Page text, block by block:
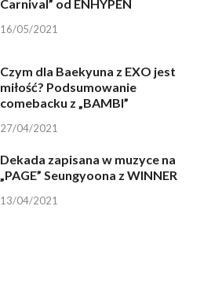
Carnival” od ENHYPEN
16/05/2021
Czym dla Baekyuna z EXO jest
miłość? Podsumowanie
comebacku z „BAMBI”
27/04/2021
Dekada zapisana w muzyce na
„PAGE” Seungyoona z WINNER
13/04/2021